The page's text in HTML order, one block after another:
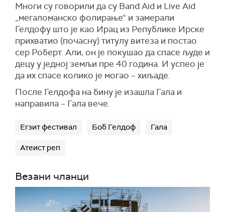
Многи су говорили да су Band Aid и Live Aid
„мегаломанско фолирање“ и замерали
Гелдофу што је као Ирац из Републике Ирске
прихватио (почасну) титулу витеза и постао
сер Роберт. Али, он је покушао да спасе људе и
децу у једној земљи пре 40 година. И успео је
да их спасе колико је могао – хиљаде.
После Гелдофа на бину је изашла Гала и
направила – Гала вече.
Егзит фестивал Боб Гелдоф Гала
Атеист реп
Везани чланци